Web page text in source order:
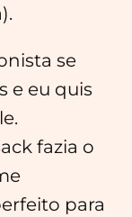
se
e eu quis
fazia o
para